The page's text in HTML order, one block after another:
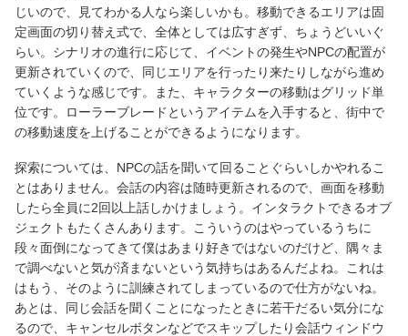
じいので、見てわかる人なら楽しいかも。移動できるエリアは固
定画面の切り替え式で、全体としては広すぎず、ちょうどいいぐ
らい。シナリオの進行に応じて、イベントの発生やNPCの配置が
更新されていくので、同じエリアを行ったり来たりしながら進め
ていくような感じです。また、キャラクターの移動はグリッド単
位です。ローラーブレードというアイテムを入手すると、街中で
の移動速度を上げることができるようになります。
探索については、NPCの話を聞いて回ることぐらいしかやれるこ
とはありません。会話の内容は随時更新されるので、画面を移動
したら全員に2回以上話しかけましょう。インタラクトできるオブ
ジェクトもたくさんあります。こういうのはやっているうちに
段々面倒になってきて僕はあまり好きではないのだけど、隅々ま
で調べないと気が済まないという気持ちはあるんだよね。これは
はもう、そのように訓練されてしまっているので仕方がないね。
あとは、同じ会話を聞くことになったときに若干だるい気分にな
るので、キャンセルボタンなどでスキップしたり会話ウィンドウ